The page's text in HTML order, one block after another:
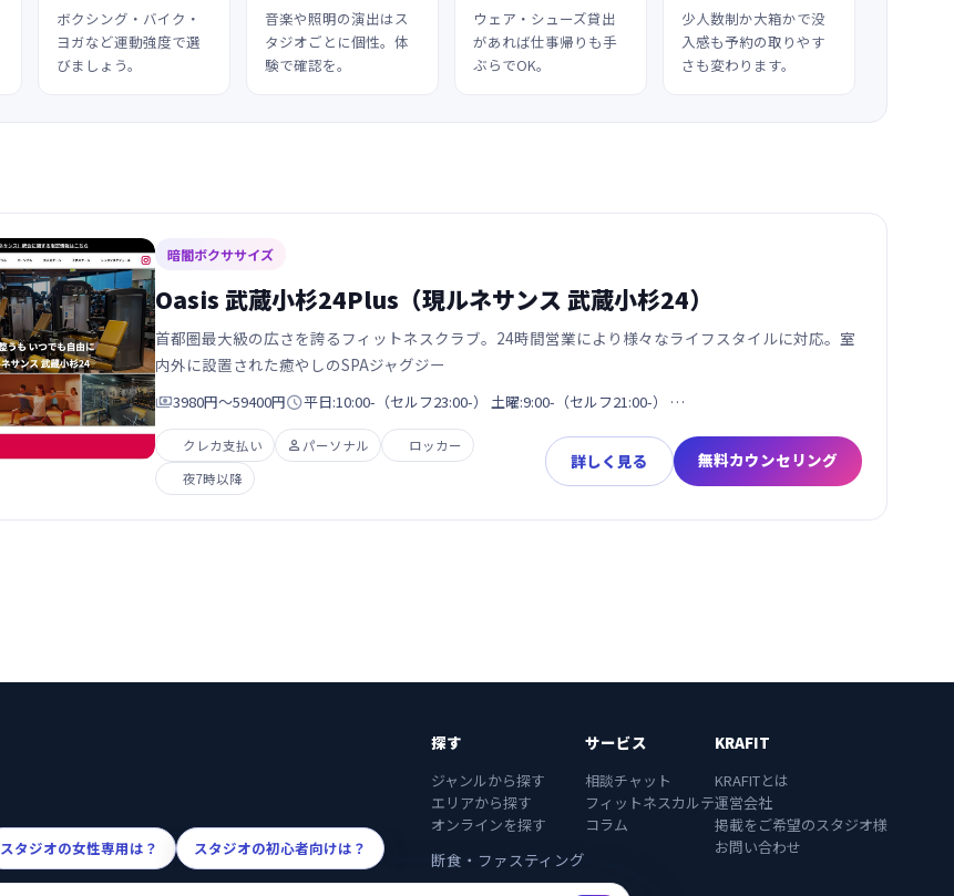
ボクシング・バイク・
ヨガなど運動強度で選
びましょう。
音楽や照明の演出はス
タジオごとに個性。体
験で確認を。
ウェア・シューズ貸出
があれば仕事帰りも手
ぶらでOK。
少人数制か大箱かで没
入感も予約の取りやす
さも変わります。
暗闇ボクササイズ
Oasis 武蔵小杉24Plus（現ルネサンス 武蔵小杉24）
首都圏最大級の広さを誇るフィットネスクラブ。24時間営業により様々なライフスタイルに対応。室
内外に設置された癒やしのSPAジャグジー
3980円〜59400円平日:10:00-（セルフ23:00-） 土曜:9:00-（セルフ21:00-） …
クレカ支払い  パーソナル
ロッカー
夜7時以降
詳しく見る 無料カウンセリング
探す
ジャンルから探す
エリアから探す
オンラインを探す
断食・ファスティング
サービス
相談チャット
フィットネスカルテ
コラム
KRAFIT
KRAFITとは
運営会社
掲載をご希望のスタジオ様
お問い合わせ
スタジオの女性専用は？ スタジオの初心者向けは？